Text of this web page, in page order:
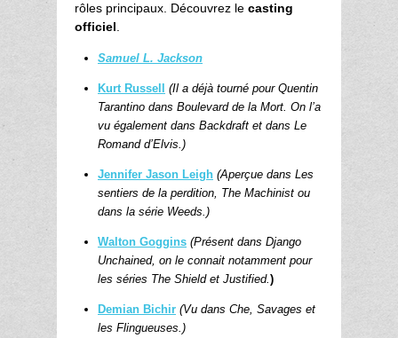
rôles principaux. Découvrez le casting
officiel
Samuel L. Jackson
Kurt Russell
(Il a déjà tourné pour Quentin
Tarantino dans Boulevard de la Mort. On l’a
vu également dans Backdraft et dans Le
Romand d’Elvis.)
Jennifer Jason Leigh (Aperçue dans Les
sentiers de la perdition, The Machinist ou
dans la série Weeds.)
Walton Goggins (Présent dans Django
Unchained, on le connait notamment pour
les séries The Shield et Justified.)
Demian Bichir (Vu dans Che, Savages et
les Flingueuses.)